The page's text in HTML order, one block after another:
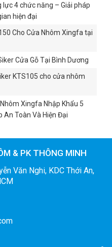
4 chức năng – Giải pháp
hiện đại
Cho Cửa Nhôm Xingfa tại
Cửa Gỗ Tại Bình Dương
KTS105 cho cửa nhôm
Xingfa Nhập Khẩu 5
An Toàn Và Hiện Đại
& PK THÔNG MINH
Văn Nghi, KDC Thới An,